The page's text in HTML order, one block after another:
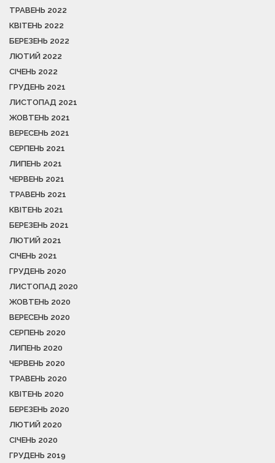
ТРАВЕНЬ 2022
КВІТЕНЬ 2022
БЕРЕЗЕНЬ 2022
ЛЮТИЙ 2022
СІЧЕНЬ 2022
ГРУДЕНЬ 2021
ЛИСТОПАД 2021
ЖОВТЕНЬ 2021
ВЕРЕСЕНЬ 2021
СЕРПЕНЬ 2021
ЛИПЕНЬ 2021
ЧЕРВЕНЬ 2021
ТРАВЕНЬ 2021
КВІТЕНЬ 2021
БЕРЕЗЕНЬ 2021
ЛЮТИЙ 2021
СІЧЕНЬ 2021
ГРУДЕНЬ 2020
ЛИСТОПАД 2020
ЖОВТЕНЬ 2020
ВЕРЕСЕНЬ 2020
СЕРПЕНЬ 2020
ЛИПЕНЬ 2020
ЧЕРВЕНЬ 2020
ТРАВЕНЬ 2020
КВІТЕНЬ 2020
БЕРЕЗЕНЬ 2020
ЛЮТИЙ 2020
СІЧЕНЬ 2020
ГРУДЕНЬ 2019